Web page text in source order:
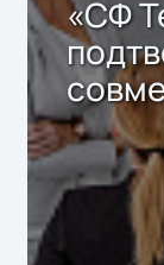
«СФ